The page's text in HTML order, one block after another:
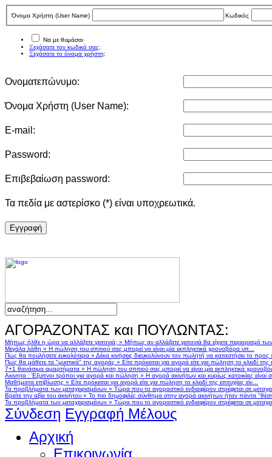
Όνομα Χρήστη (User Νame) Κωδικός
Να με θυμάσαι
Ξεχάσατε τον κωδικό σας;
Ξεχάσατε το όνομα χρήστη;
Ονοματεπώνυμο:
Όνομα Χρήστη (User Νame):
E-mail:
Password:
Επιβεβαίωση password:
Τα πεδία με αστερίσκο (*) είναι υποχρεωτικά.
Eγγραφή
ΑΓΟΡΑΖΟΝΤΑΣ και ΠΟΥΛΩΝΤΑΣ:
Μήπως ήλθε η ώρα να αλλάξετε γειτονιά; » Μήπως αν αλλάζατε γειτονιά θα είχατε περιορισμό
Μεγάλα λάθη » Η πώληση του σπιτιού σας μπορεί να είναι μία εκπληκτικά χρονοβόρα υπ...
Πως θα πουλήσετε ευκολότερα » Δέκα κινήσεις διευκολύνουν τον πωλητή να καταστήσει το
Πως θα μάθετε τα "μυστικά" της αγοράς » Είτε πρόκειται για αγορά είτε για πώληση το κλειδί της
7+1 θανάσιμα αμαρτήματα » Η πώληση του σπιτιού σας μπορεί να είναι μία εκπληκτικά
Ακινητα : Έξυπνοι τρόποι για αγορά και πώληση » Η αγορά ακινήτων και κυρίως κατοικίας
Μαθήματα επιβίωσης » Είτε πρόκειται για αγορά είτε για πώληση το κλειδί της επιτυχίας είν...
Τα προβλήματα των μεταχειρισμένων » Τώρα που το αγοραστικό ενδιαφέρον στρέφεται σε
Βρείτε την αξία του ακινήτου » Το πιο δημοφιλές σύνθημα στην αγορά ακινήτων ήταν πάντα
Τα προβλήματα των μεταχειρισμένων » Τώρα που το αγοραστικό ενδιαφέρον στρέφεται σε
Σύνδεση Εγγραφή Μέλους
Αρχική
Επικοινωνία